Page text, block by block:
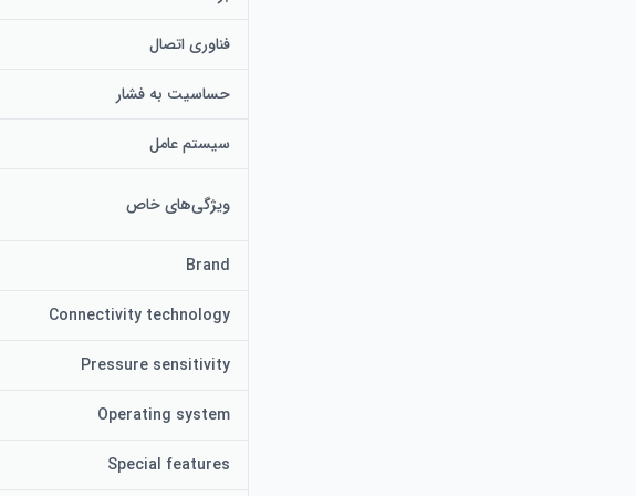
فناوری اتصال
حساسیت به فشار
سیستم عامل
ویژگی‌های خاص
Brand
Connectivity technology
Pressure sensitivity
Operating system
Special features